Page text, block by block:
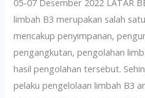
05-07 Desember 2022 LATAR
limbah B3 merupakan salah
mencakup penyimpanan,
pengangkutan, pengolahan
hasil pengolahan tersebut.
pelaku pengelolaan limbah B3